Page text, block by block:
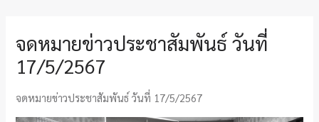
จดหมายข่าวประชาสัมพันธ์ วันที่
17/5/2567
จดหมายข่าวประชาสัมพันธ์ วันที่ 17/5/2567